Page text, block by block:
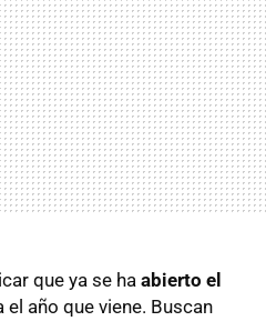
que ya se haabierto el
el año que viene. Buscan